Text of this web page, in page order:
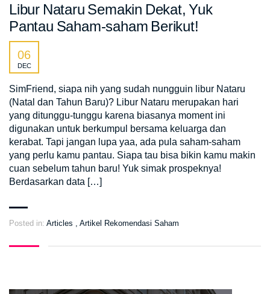
Libur Nataru Semakin Dekat, Yuk
Pantau Saham-saham Berikut!
06
DEC
SimFriend, siapa nih yang sudah nungguin libur Nataru
(Natal dan Tahun Baru)? Libur Nataru merupakan hari
yang ditunggu-tunggu karena biasanya moment ini
digunakan untuk berkumpul bersama keluarga dan
kerabat. Tapi jangan lupa yaa, ada pula saham-saham
yang perlu kamu pantau. Siapa tau bisa bikin kamu makin
cuan sebelum tahun baru! Yuk simak prospeknya!
Berdasarkan data […]
Posted in: Articles Artikel Rekomendasi Saham